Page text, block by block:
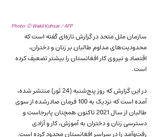
Photo: © Wakil Kohsar / AFP
سازمان ملل متحد در گزارش تازه‌ای گفته است که
محدودیت‌های مداوم طالبان بر زنان و دختران،
اقتصاد و نیروی کار افغانستان را بیشتر تضعیف کرده
است.
در این گزارش که روز پنج‌شنبه (24 ثور) منتشر شده،
آمده است که نزدیک به 100 فرمان صادرشده از سوی
طالبان از سال 2021 تاکنون همچنان پابرجاست و
دسترسی زنان و دختران به آموزش، کار و آزادی
رفت‌وآمد را در سراسر افغانستان محدود کرده است.